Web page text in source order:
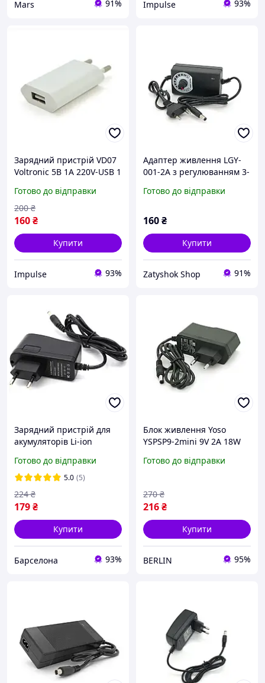
Mars 91% Impulse 93%
Зарядний пристрій VD07
Voltronic 5В 1А 220V-USB 1
перевантаження buzyna
Готово до відправки
160₴
200 ₴
Купити
Impulse 93%
Адаптер живлення LGY-
001-2A з регулюванням 3-
LED - індикація
Готово до відправки
160₴
Купити
Zatyshok Shop 91%
Зарядний пристрій для
акумуляторів Li-ion
Готово до відправки
5.0 (5)
179₴
224 ₴
Купити
Барселона 93%
Блок живлення Yoso
YSPSP9-2mini 9V 2A 18W
адаптер зарядний
Готово до відправки
216₴
270 ₴
Купити
BERLIN 95%